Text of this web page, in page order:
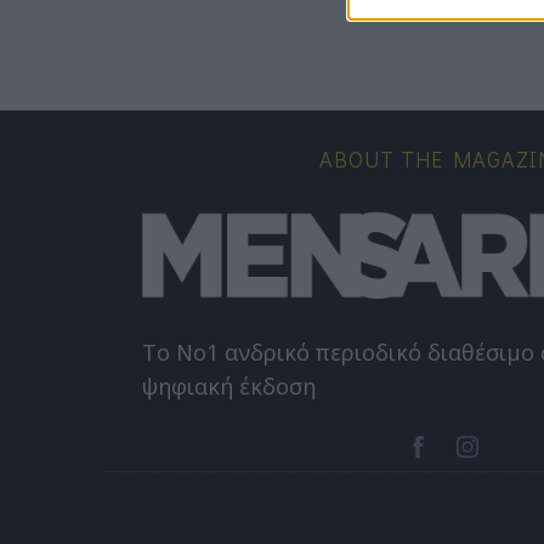
ABOUT THE
Το Nο1 ανδρικό περιοδικό
ψηφιακή έκδοση